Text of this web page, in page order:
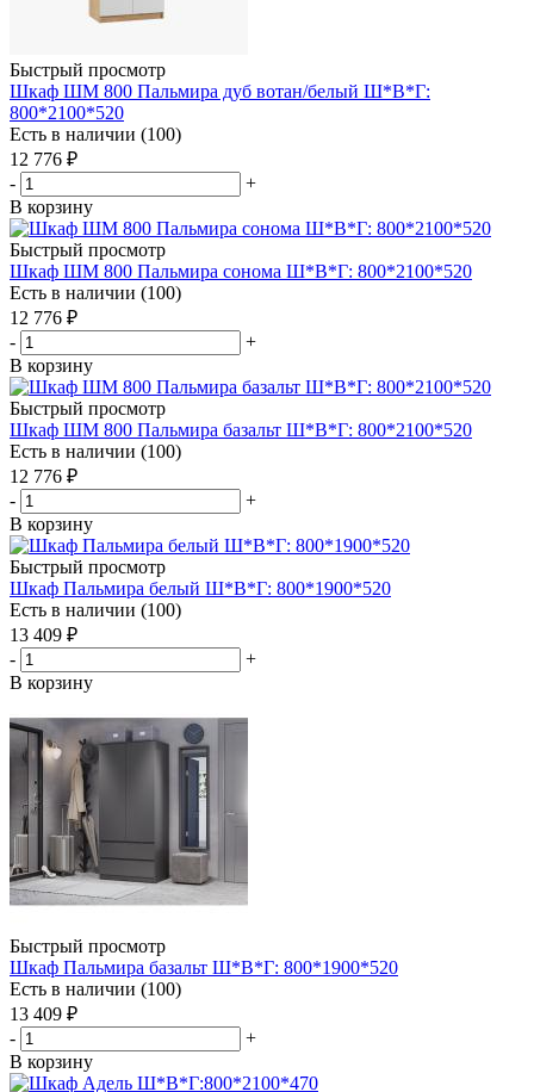
Быстрый просмотр
Шкаф ШМ 800 Пальмира дуб вотан/белый Ш*В*Г:
800*2100*520
Есть в наличии (100)
12 776 ₽
-
+
В корзину
Быстрый просмотр
Шкаф ШМ 800 Пальмира сонома Ш*В*Г: 800*2100*520
Есть в наличии (100)
12 776 ₽
-
+
В корзину
Быстрый просмотр
Шкаф ШМ 800 Пальмира базальт Ш*В*Г: 800*2100*520
Есть в наличии (100)
12 776 ₽
-
+
В корзину
Быстрый просмотр
Шкаф Пальмира белый Ш*В*Г: 800*1900*520
Есть в наличии (100)
13 409 ₽
-
+
В корзину
Быстрый просмотр
Шкаф Пальмира базальт Ш*В*Г: 800*1900*520
Есть в наличии (100)
13 409 ₽
-
+
В корзину